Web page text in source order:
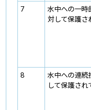
7
水中への一時
対して保護さ
8
水中への連続
して保護され